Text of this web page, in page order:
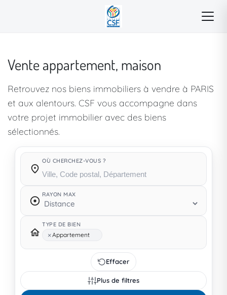
Vente appartement, maison
Retrouvez nos biens immobiliers à vendre à PARIS
et aux alentours. CSF vous accompagne dans
votre projet immobilier avec des biens
sélectionnés.
OÙ CHERCHEZ-VOUS ?
RAYON MAX
TYPE DE BIEN
×Appartement
Effacer
Plus de filtres